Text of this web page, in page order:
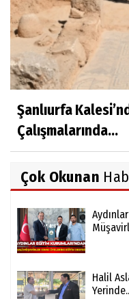
Şanlıurfa
Çalışmalarında...
Çok Okunan
Halil